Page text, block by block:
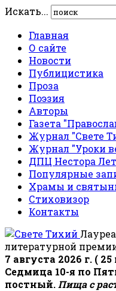
Искать...
Главная
О сайте
Новости
Публицистика
Проза
Поэзия
Авторы
Газета
Журнал "Свете
Журнал "Уроки
ДПЦ Нестора
Популярные
Храмы и
Стиховизор
Контакты
литературной
7 августа 2026 г. (
Седмица 10-я по
постный. Пища с